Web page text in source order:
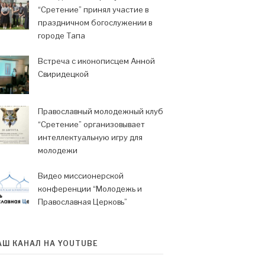
“Сретение” принял участие в
праздничном богослужении в
городе Тапа
Встреча с иконописцем Анной
Свиридецкой
Православный молодежный клуб
“Сретение” организовывает
интеллектуальную игру для
молодежи
Видео миссионерской
конференции “Молодежь и
Православная Церковь”
КАНАЛ НА YOUTUBE